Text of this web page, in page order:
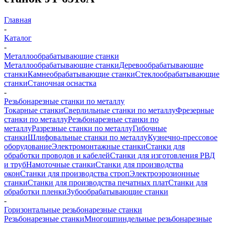
Главная
-
Каталог
-
Металлообрабатывающие станки
Металлообрабатывающие станкиДеревообрабатывающие
станкиКамнеобрабатывающие станкиСтеклообрабатывающие
станкиСтаночная оснастка
-
Резьбонарезные станки по металлу
Токарные станкиСверлильные станки по металлуФрезерные
станки по металлуРезьбонарезные станки по
металлуРазрезные станки по металлуГибочные
станкиШлифовальные станки по металлуКузнечно-прессовое
оборудованиеЭлектромонтажные станкиСтанки для
обработки проводов и кабелейСтанки для изготовления РВД
и трубНамоточные станкиСтанки для производства
оконСтанки для производства стропЭлектроэрозионные
станкиСтанки для производства печатных платСтанки для
обработки пленкиЗубообрабатывающие станки
-
Горизонтальные резьбонарезные станки
Резьбонарезные станкиМногошпиндельные резьбонарезные